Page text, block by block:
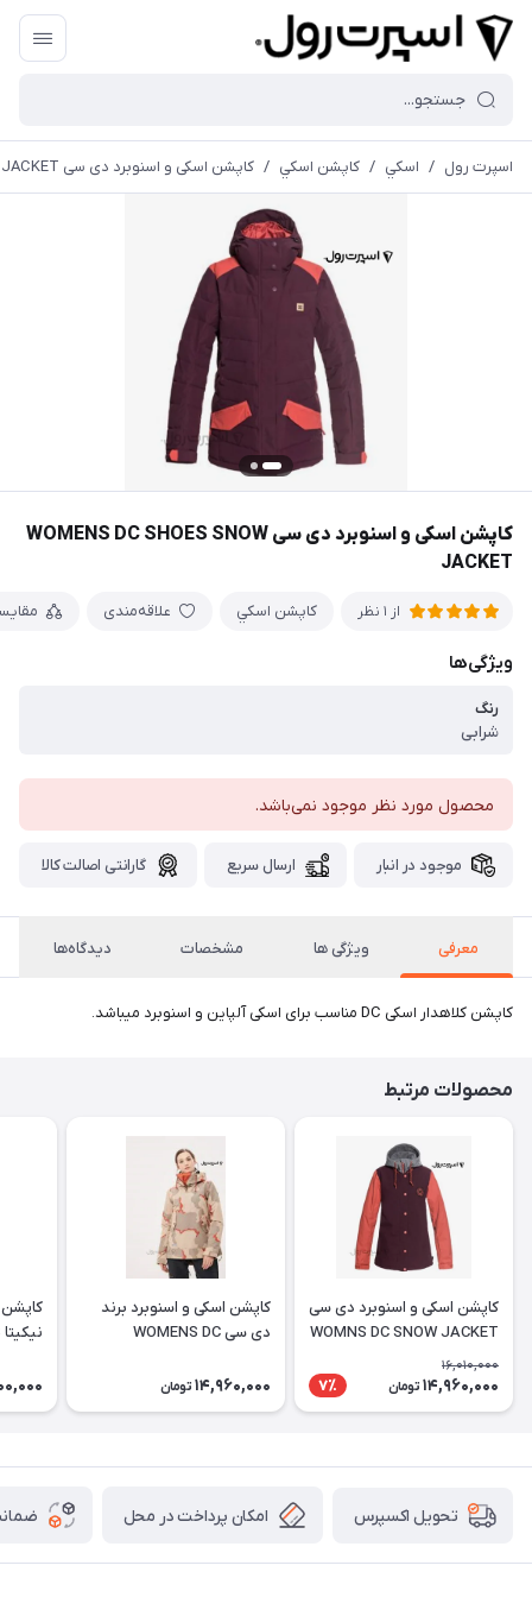
اسپرت رول / اسكي / كاپشن اسكي / کاپشن اسکی و اسنوبرد دی سی WOMENS DC SHOES SNOW JACKET
کاپشن اسکی و اسنوبرد دی سی WOMENS DC SHOES SNOW
JACKET
از 1 نظر كاپشن اسكي علاقه‌مندی
ویژگی‌ها
رنگ
شرابی
محصول مورد نظر موجود نمی‌باشد.
موجود در انبار ارسال سریع گارانتی اصالت کالا
معرفی ویژگی ها مشخصات دیدگاه‌ها
کاپشن کلاهدار اسکی DC مناسب برای اسکی آلپاین و اسنوبرد میباشد.
محصولات مرتبط
کاپشن اسکی و اسنوبرد دی سی
WOMNS DC SNOW JACKET
16,010,000
14,960,000 تومان 7٪
کاپشن اسکی و اسنوبرد برند
دی سی WOMENS DC
14,960,000 تومان
کاپشن
تحویل اکسپرس امکان پرداخت در محل